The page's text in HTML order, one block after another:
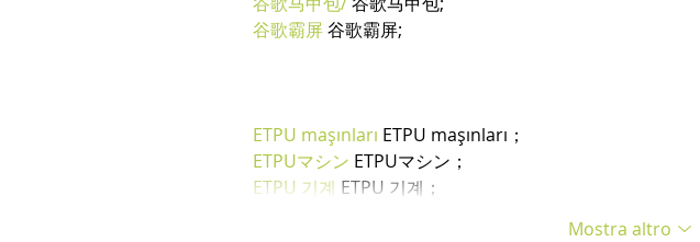
谷歌霸屏 谷歌霸屏;
ETPU maşınları ETPU maşınları；
ETPUマシン ETPUマシン；
ETPU 기계 ETPU 기계；
Mostra altro